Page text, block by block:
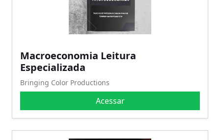
Macroeconomia Leitura
Especializada
Bringing Color Productions
Acessar